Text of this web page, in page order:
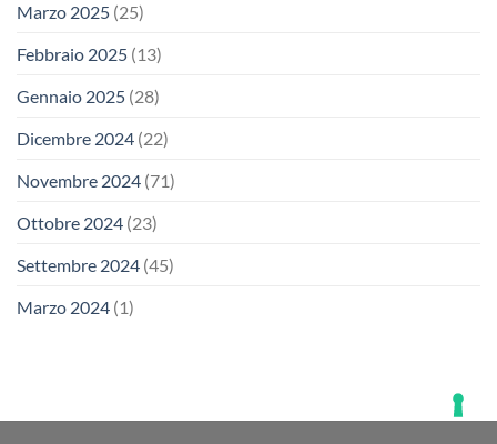
Marzo 2025 (25)
Febbraio 2025 (13)
Gennaio 2025 (28)
Dicembre 2024 (22)
Novembre 2024 (71)
Ottobre 2024 (23)
Settembre 2024 (45)
Marzo 2024 (1)